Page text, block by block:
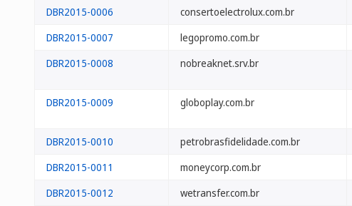
DBR2015-0006 consertoelectrolux.com.br
DBR2015-0007
legopromo.com.br
DBR2015-0008
nobreaknet.srv.br
DBR2015-0009 globoplay.com.br
DBR2015-0010 petrobrasfidelidade.com.br
DBR2015-0011
moneycorp.com.br
DBR2015-0012
wetransfer.com.br